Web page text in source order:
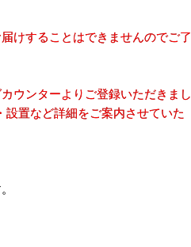
けすることはできませんのでご了
ウンターよりご登録いただきまし
置など詳細をご案内させていた